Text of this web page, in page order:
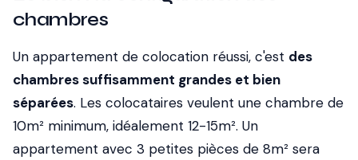
chambres
Un appartement de colocation réussi, c'est des
chambres suffisamment grandes et bien
séparées. Les colocataires veulent une chambre de
10m² minimum, idéalement 12-15m². Un
appartement avec 3 petites pièces de 8m² sera